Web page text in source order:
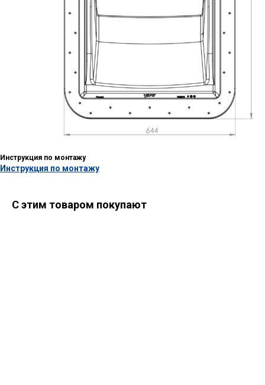
Инструкция по монтажу
Инструкция по монтажу
С этим товаром покупают